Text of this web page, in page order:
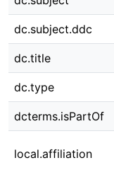
dc.subject.ddc
dc.title
dc.type
dcterms.isPartOf
local.affiliation